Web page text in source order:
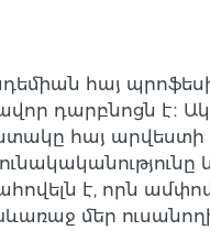
հայ
դարբնոցն է։
հայ արվեստի
է, որն
մեր